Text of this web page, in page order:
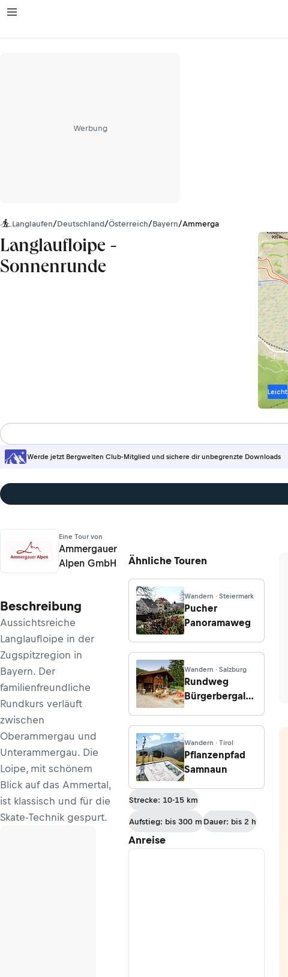
Werbung
Langlaufen/Deutschland/Österreich/Bayern/Ammergauer Alpen
Langlaufloipe -
Sonnenrunde
Leicht
Werde jetzt Bergwelten Club-Mitglied und sichere dir unbegrenzte Downloads
Eine Tour von
Ammergauer
Alpen GmbH
Beschreibung
Aussichtsreiche
Langlaufloipe in der
Zugspitzregion in
Bayern. Der
familienfreundliche
Rundkurs verläuft
zwischen
Oberammergau und
Unterammergau. Die
Loipe, mit schönem
Blick auf das Ammertal,
ist klassisch und für die
Skate-Technik gespurt.
Ähnliche Touren
Wandern · Steiermark
Pucher
Panoramaweg
Wandern · Salzburg
Rundweg
Bürgerbergalm-
Wandern · Tirol
Pflanzenpfad
Samnaun
Strecke: 10-15 km
Aufstieg: bis 300 m Dauer: bis 2 h
Anreise